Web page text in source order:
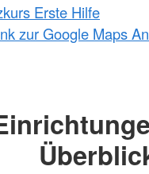
Erste Hilfe
zur Google Maps